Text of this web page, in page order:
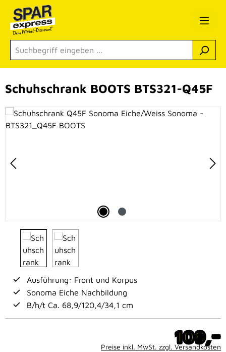
Zum Hauptinhalt springen
Bildergalerie überspringen
Schuhschrank BOOTS BTS321-Q45F
Ausführung: Front und Korpus
Sonoma Eiche Nachbildung
B/h/t Ca. 68,9/120,4/34,1 cm
109,-
Preise inkl. MwSt. zzgl. Versandkosten